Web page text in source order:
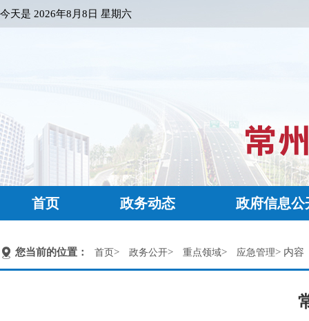
今天是 2026年8月8日 星期六
首页 政务动态 政府信息公
您当前的位置： 首页> 政务公开> 重点领域> 应急管理> 内容